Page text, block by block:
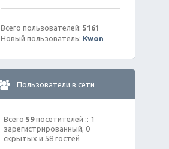
Всего пользователей: 5161
Новый пользователь: Kwon
Пользователи в сети
Всего 59посетителей :: 1
зарегистрированный, 0
скрытых и 58 гостей